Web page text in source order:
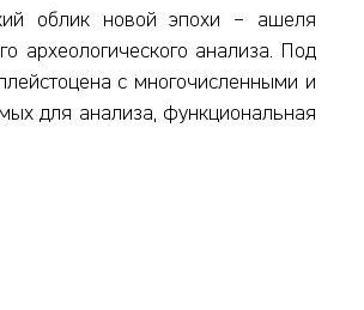
облик новой эпохи – ашеля
археологического анализа. Под
с многочисленными и
для анализа, функциональная